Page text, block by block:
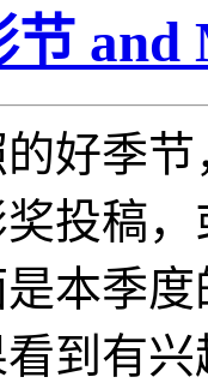
and
好季
投稿
本季
到有